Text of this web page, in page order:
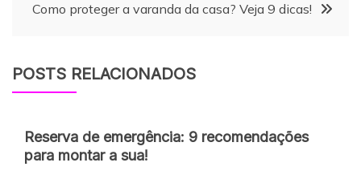
Post
Como proteger a varanda da casa? Veja 9 dicas!
POSTS RELACIONADOS
Reserva de emergência: 9 recomendações
para montar a sua!